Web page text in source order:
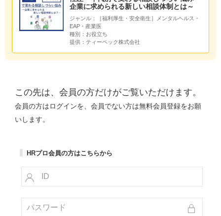
企業に求められる新しい相談体制とは～
ジャンル：
［福利厚生・安全衛生］メンタルヘルス・
EAP・産業医
種別： お役立ち
提供： ティーペック株式会社
この先は、会員の方だけがご覧いただけます。
会員の方はログインを、会員でない方は無料会員登録をお願
いします。
HRプロ会員の方はこちらから